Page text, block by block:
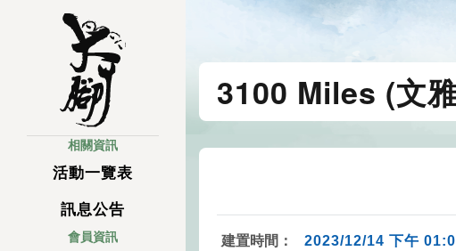
相關資訊
活動一覽表
訊息公告
會員資訊
3100 Miles (文
建置時間： 2023/12/14 下午